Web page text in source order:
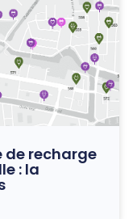
de recharge
: la